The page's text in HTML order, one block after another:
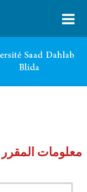
معلومات المقرر